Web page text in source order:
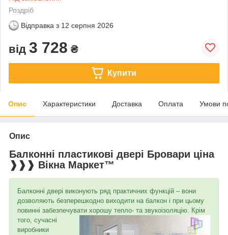
Роздріб
Відправка з 12 серпня 2026
від 3 728 ₴
Купити
Опис Характеристики Доставка Оплата Умови
Опис
Балконні пластикові двері Бровари ціна
❱❱❱ Вікна Маркет™
Балконні двері виконують ряд практичних функцій – вони
дозволяють безперешкодно виходити на балкон і при цьому
повинні забезпечувати хорошу тепло- та звукоізоляцію. Крім
того, сучасні
виробники